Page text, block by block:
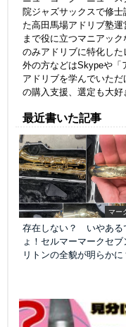
院ジャズサックスで修
た高田馬場アドリブ塾
まで役に立つマニアッ
のみアドリブに特化し
外の方などはSkypeや「
アドリブを学んでいた
の購入支援、選定も大好
最近書いた記事
マー
存在しない？ いやある
ょ！セルマーマークセ
リトンの全貌が明らかに